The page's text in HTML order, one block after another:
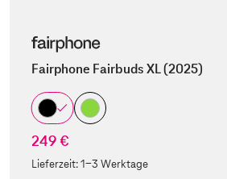
Fairphone Fairbuds XL (2025)
249 €
Lieferzeit:1-3 Werktage